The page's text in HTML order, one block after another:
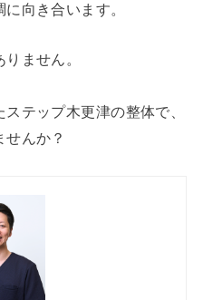
向き合います。
ません。
テップ木更津の整体で、
んか？